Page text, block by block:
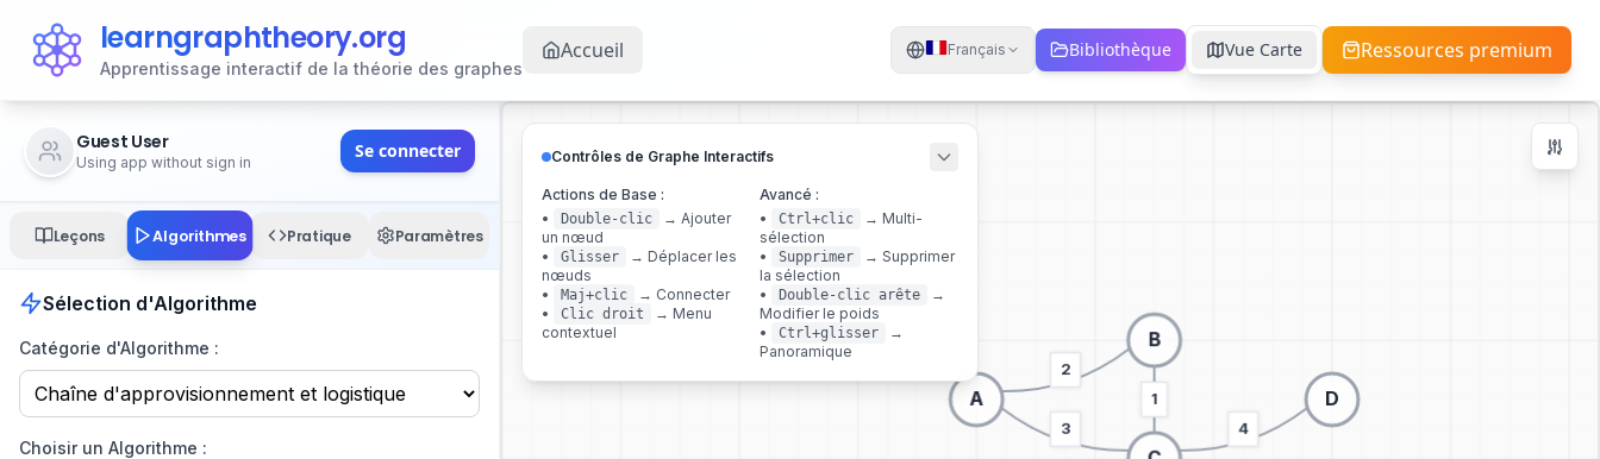
learngraphtheory.org
Apprentissage interactif de la théorie des graphes
Accueil Français Bibliothèque Vue Carte Ressources premium
Guest User
Using app without sign in
Se connecter
Leçons Algorithmes Pratique Paramètres
Sélection d'Algorithme
Catégorie d'Algorithme :
Choisir un Algorithme :
Contrôles de Graphe Interactifs
Actions de Base :
•
Double-clic → Ajouter
un nœud
•
Glisser → Déplacer les
nœuds
•
Maj+clic → Connecter
•
Clic droit → Menu
contextuel
Avancé :
•
Ctrl+clic → Multi-
sélection
•
Supprimer → Supprimer
la sélection
•
Double-clic arête
→
Modifier le poids
•
Ctrl+glisser
→
Panoramique
Centrer